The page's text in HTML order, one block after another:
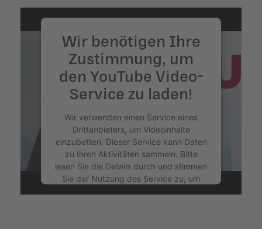
Wir benötigen Ihre
Zustimmung, um
den YouTube Video-
Service zu laden!
Wir verwenden einen Service eines
Drittanbieters, um Videoinhalte
einzubetten. Dieser Service kann Daten
zu Ihren Aktivitäten sammeln. Bitte
lesen Sie die Details durch und stimmen
Sie der Nutzung des Service zu, um